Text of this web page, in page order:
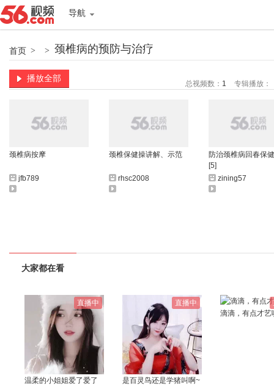
导航
首页 > > 颈椎病的预防与治疗
播放全部
总视频数： 1 专辑播放：
颈椎病按摩
jfb789
颈椎保健操讲解、示范
rhsc2008
防治颈椎病回春保
[5]
zining57
大家都在看
直播中
温柔的小姐姐爱了爱了
直播中
是百灵鸟还是学猪叫啊~
滴滴，有点才艺